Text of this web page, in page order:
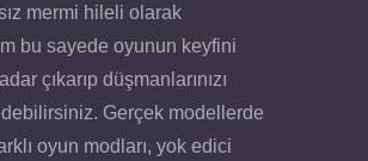
mermi hileli olarak
bu sayede oyunun keyfini
çıkarıp düşmanlarınızı
Gerçek modellerde
oyun modları, yok edici